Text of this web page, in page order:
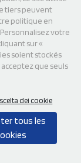
tiers peuvent
politique en
votre
sur «
soient stockés
acceptez que seuls
dei cookie
tous les
- TVA